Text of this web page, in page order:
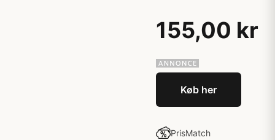
155,00 kr
Køb her
PrisMatch